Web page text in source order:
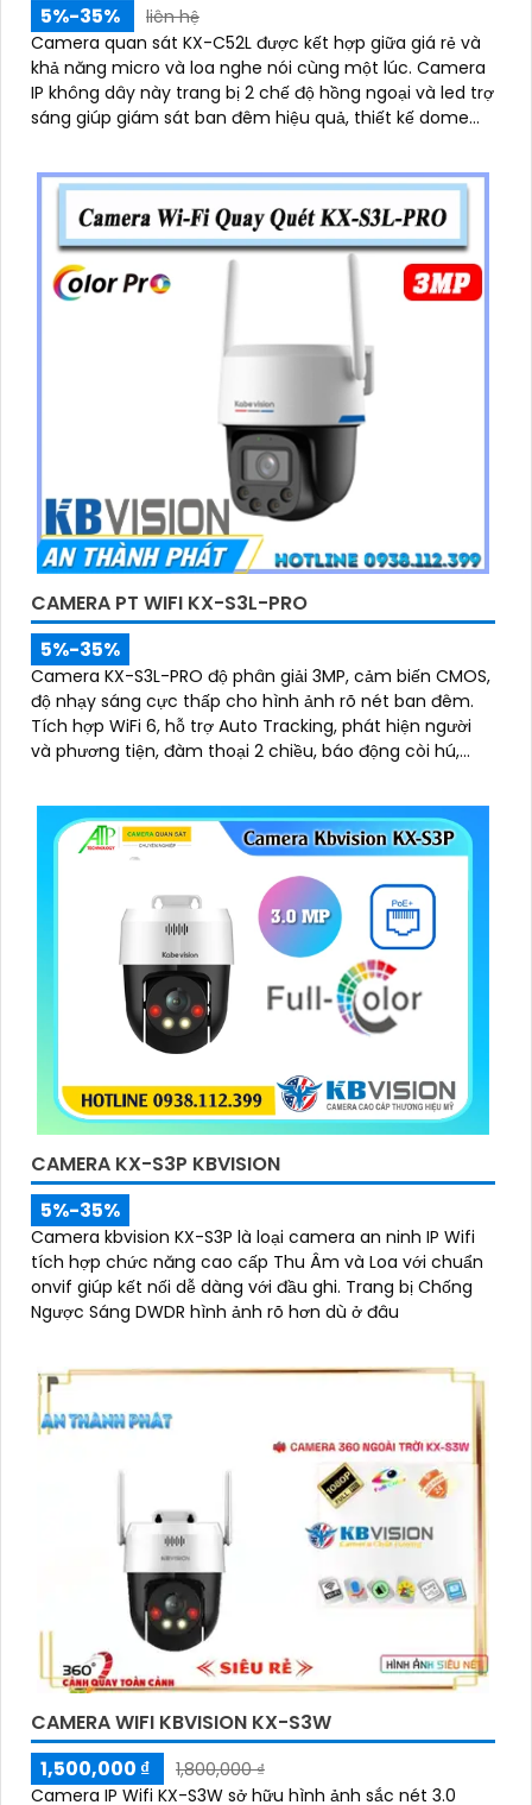
5%-35%
liên hệ
Camera quan sát KX-C52L được kết hợp giữa giá rẻ và
khả năng micro và loa nghe nói cùng một lúc. Camera
IP không dây này trang bị 2 chế độ hồng ngoại và led trợ
sáng giúp giám sát ban đêm hiệu quả, thiết kế dome
CAMERA PT WIFI KX-S3L-PRO
5%-35%
Camera KX-S3L-PRO độ phân giải 3MP, cảm biến CMOS,
độ nhạy sáng cực thấp cho hình ảnh rõ nét ban đêm.
Tích hợp WiFi 6, hỗ trợ Auto Tracking, phát hiện người
và phương tiện, đàm thoại 2 chiều, báo động còi hú,
CAMERA KX-S3P KBVISION
5%-35%
Camera kbvision KX-S3P là loại camera an ninh IP Wifi
tích hợp chức năng cao cấp Thu Âm và Loa với chuẩn
onvif giúp kết nối dễ dàng với đầu ghi. Trang bị Chống
Ngược Sáng DWDR hình ảnh rõ hơn dù ở đâu
CAMERA WIFI KBVISION KX-S3W
1,500,000 ₫
1,800,000 ₫
Camera IP Wifi KX-S3W sở hữu hình ảnh sắc nét 3.0